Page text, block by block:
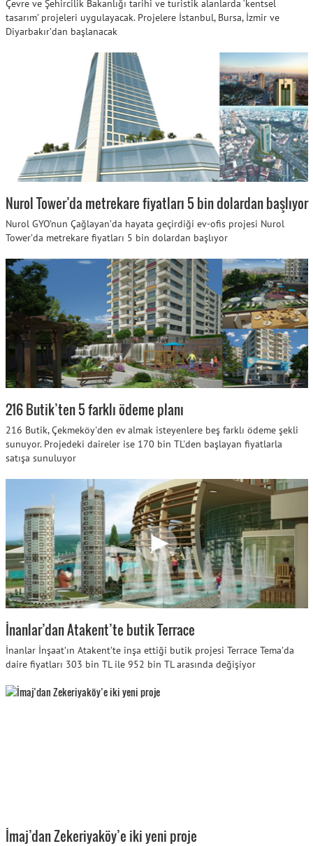
Çevre ve Şehircilik Bakanlığı tarihi ve turistik alanlarda ‘kentsel
tasarım’ projeleri uygulayacak. Projelere İstanbul, Bursa, İzmir ve
Diyarbakır’dan başlanacak
Nurol Tower’da metrekare fiyatları 5 bin dolardan başlıyor
Nurol GYO’nun Çağlayan’da hayata geçirdiği ev-ofis projesi Nurol
Tower’da metrekare fiyatları 5 bin dolardan başlıyor
216 Butik’ten 5 farklı ödeme planı
216 Butik, Çekmeköy'den ev almak isteyenlere beş farklı ödeme şekli
sunuyor. Projedeki daireler ise 170 bin TL'den başlayan fiyatlarla
satışa sunuluyor
İnanlar’dan Atakent’te butik Terrace
İnanlar İnşaat’ın Atakent’te inşa ettiği butik projesi Terrace Tema’da
daire fiyatları 303 bin TL ile 952 bin TL arasında değişiyor
İmaj’dan Zekeriyaköy’e iki yeni proje